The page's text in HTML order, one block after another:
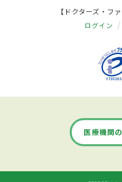
【ドクターズ・フ
ログイン
医療機関